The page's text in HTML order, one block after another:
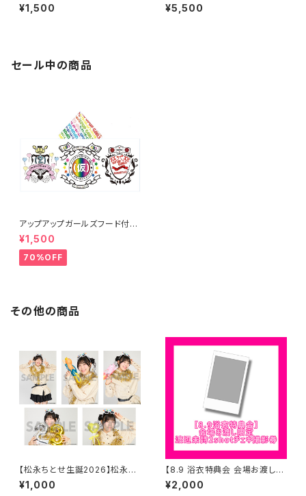
ルズ（２） アクリルスタンドキー
ホルダー
¥1,500 ¥5,500
セール中の商品
アップアップガールズフード付き
タオル
¥1,500
70%OFF
その他の商品
【松永ちとせ生誕2026】松永ち
とせ生誕2026 L判生写真（2枚
入り）
¥1,000
【8.9 浴衣特典会 会場お渡し限
定】渡辺未詩 2shotチェキ撮影
券 ※発送はいたしません
¥2,000